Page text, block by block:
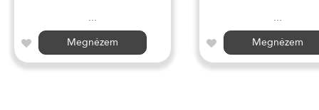
...
Megnézem
...
Megnézem